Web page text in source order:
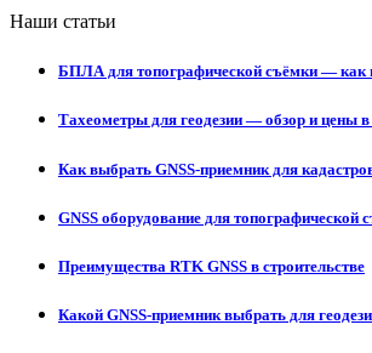
Наши статьи
БПЛА для топографической съёмки — как
Тахеометры для геодезии — обзор и цены в
Как выбрать GNSS-приемник для
GNSS оборудование для топографической
Преимущества RTK GNSS в строительстве
Какой GNSS-приемник выбрать для